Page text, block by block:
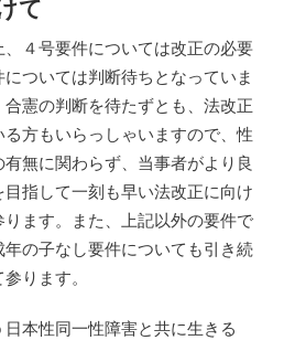
て
４号要件については改正の必要
ついては判断待ちとなっていま
憲の判断を待たずとも、法改正
方もいらっしゃいますので、性
無に関わらず、当事者がより良
指して一刻も早い法改正に向け
ます。また、上記以外の要件で
の子なし要件についても引き続
ります。
本性同一性障害と共に生きる